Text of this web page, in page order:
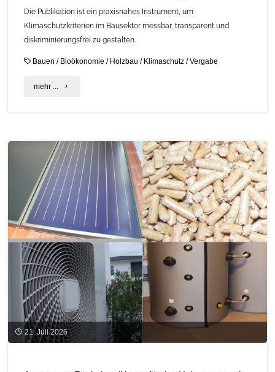
Die Publikation ist ein praxisnahes Instrument, um
Klimaschutzkriterien im Bausektor messbar, transparent und
diskriminierungsfrei zu gestalten.
Bauen / Bioökonomie / Holzbau / Klimaschutz /Vergabe
mehr ... "C.A.R.M.E.N.-
Regionalität
ist
messbarer
Umweltvorteil
in
der
Bauvergabe"
21. Juli 2026